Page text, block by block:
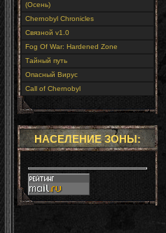
(Осень)
Chernobyl Chronicles
Связной v1.0
Fog Of War: Hardened Zone
Тайный путь
Опасный Вирус
Call of Chernobyl
НАСЕЛЕНИЕ ЗОНЫ: